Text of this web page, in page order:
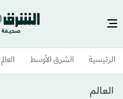
الرئيسية الشرق الأوسط​ العالم
العالم